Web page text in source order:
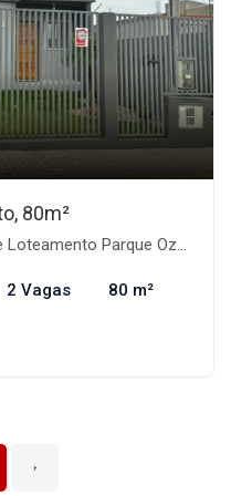
80m²
Parque Ozanan, Canoas-RS
2 Vagas 80 m²
›